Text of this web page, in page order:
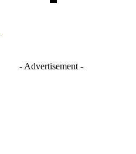
- Advertisement -